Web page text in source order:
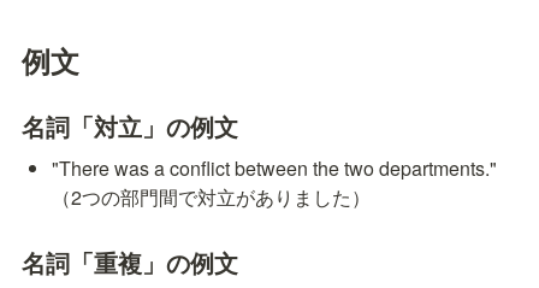
例文
名詞「対立」の例文
"There was a conflict between the two departments."
（2つの部門間で対立がありました）
名詞「重複」の例文